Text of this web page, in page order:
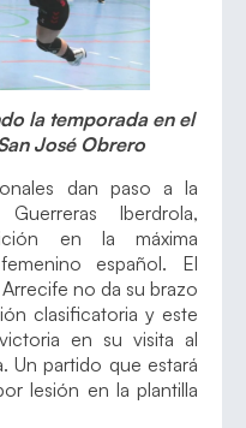
la temporada en el
José Obrero
dan paso a la
Iberdrola,
en la máxima
español. El
no da su brazo
clasificatoria y este
en su visita al
Un partido que estará
lesión en la plantilla